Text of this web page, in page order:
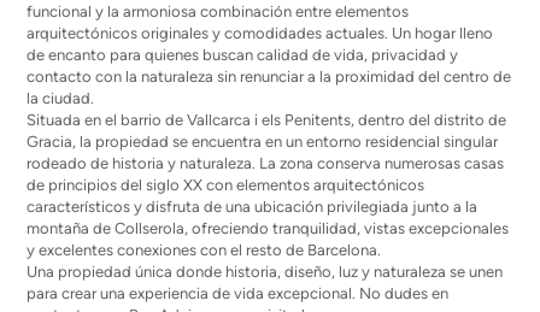
funcional y la armoniosa combinación entre elementos
arquitectónicos originales y comodidades actuales. Un hogar lleno
de encanto para quienes buscan calidad de vida, privacidad y
contacto con la naturaleza sin renunciar a la proximidad del centro de
la ciudad.
Situada en el barrio de Vallcarca i els Penitents, dentro del distrito de
Gracia, la propiedad se encuentra en un entorno residencial singular
rodeado de historia y naturaleza. La zona conserva numerosas casas
de principios del siglo XX con elementos arquitectónicos
característicos y disfruta de una ubicación privilegiada junto a la
montaña de Collserola, ofreciendo tranquilidad, vistas excepcionales
y excelentes conexiones con el resto de Barcelona.
Una propiedad única donde historia, diseño, luz y naturaleza se unen
para crear una experiencia de vida excepcional. No dudes en